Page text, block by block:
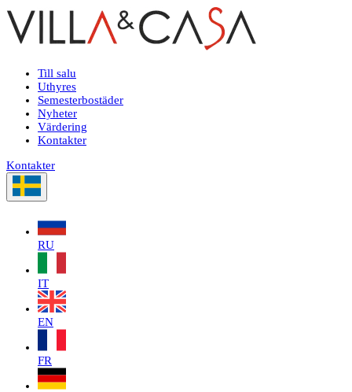
Till salu
Uthyres
Semesterbostäder
Nyheter
Värdering
Kontakter
Kontakter
RU
IT
EN
FR